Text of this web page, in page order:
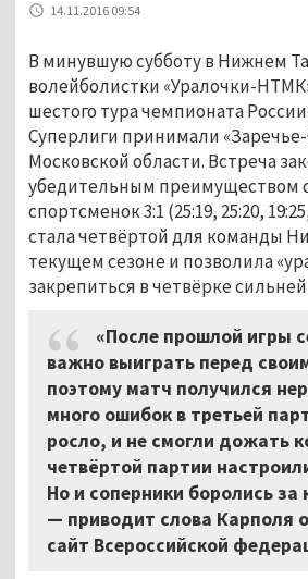
14.11.2016 09:54
В минувшую субботу в Нижнем
волейболистки «Уралочки-
шестого тура чемпионата
Суперлиги принимали
Московской области. Встреча
убедительным преимуществом
спортсменок 3:1 (25:19, 25:20,
стала четвёртой для команды
текущем сезоне и позволила
закрепиться в четвёрке
«После прошлой игры
важно выиграть перед
поэтому матч получился
много ошибок в третьей
росло, и не смогли дожать
четвёртой партии
Но и соперники боролись
— приводит слова Карполя
сайт Всероссийской